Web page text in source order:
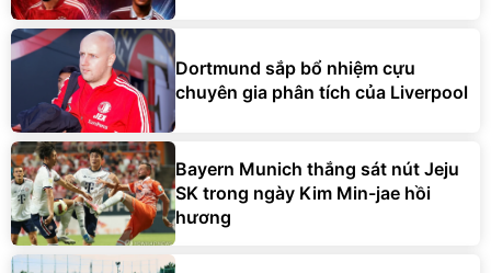
Dortmund sắp bổ nhiệm cựu
chuyên gia phân tích của Liverpool
Bayern Munich thắng sát nút Jeju
SK trong ngày Kim Min-jae hồi
hương